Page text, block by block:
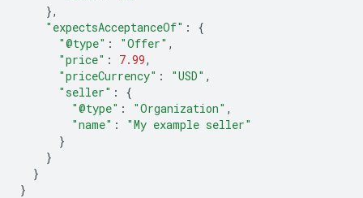
},
"expectsAcceptanceOf" :
{
"@type" : "Offer" ,
"price" : 7.99,
"priceCurrency" : "USD" ,
"seller" :
{
"@type" : "Organization" ,
"name" :
"My example seller"
}
}
}
}